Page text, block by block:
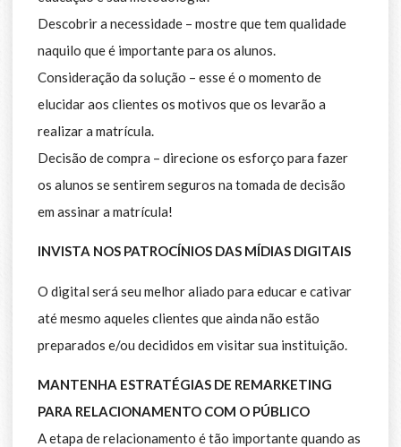
Descobrir a necessidade – mostre que tem qualidade
naquilo que é importante para os alunos.
Consideração da solução – esse é o momento de
elucidar aos clientes os motivos que os levarão a
realizar a matrícula.
Decisão de compra – direcione os esforço para fazer
os alunos se sentirem seguros na tomada de decisão
em assinar a matrícula!
INVISTA NOS PATROCÍNIOS DAS MÍDIAS DIGITAIS
O digital será seu melhor aliado para educar e cativar
até mesmo aqueles clientes que ainda não estão
preparados e/ou decididos em visitar sua instituição.
MANTENHA ESTRATÉGIAS DE REMARKETING
PARA RELACIONAMENTO COM O PÚBLICO
A etapa de relacionamento é tão importante quando as